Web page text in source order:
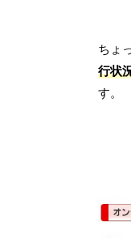
ちょ
行状
す。